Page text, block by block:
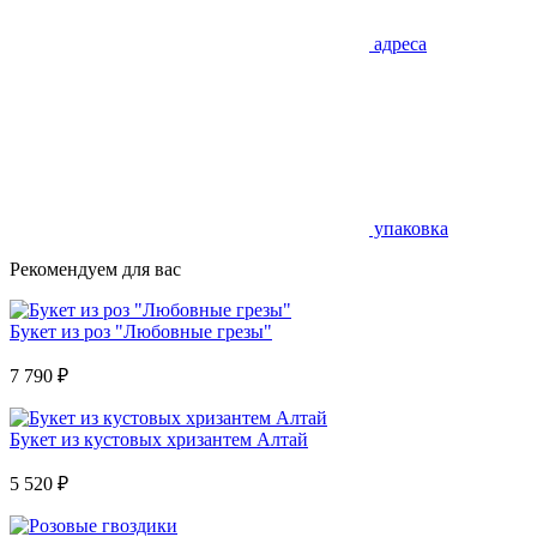
адреса
упаковка
Рекомендуем для вас
Букет из роз "Любовные грезы"
7 790 ₽
Букет из кустовых хризантем Алтай
5 520 ₽